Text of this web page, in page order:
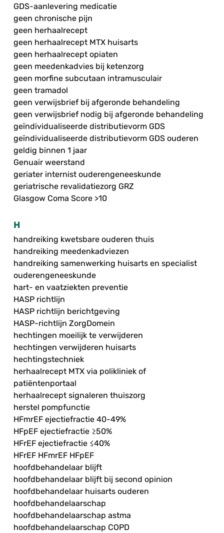
GDS-aanlevering medicatie
geen chronische pijn
geen herhaalrecept
geen herhaalrecept MTX huisarts
geen herhaalrecept opiaten
geen meedenkadvies bij ketenzorg
geen morfine subcutaan intramusculair
geen tramadol
geen verwijsbrief bij afgeronde behandeling
geen verwijsbrief nodig bij afgeronde behandeling
geïndividualiseerde distributievorm GDS
geïndividualiseerde distributievorm GDS ouderen
geldig binnen 1 jaar
Genuair weerstand
geriater internist ouderengeneeskunde
geriatrische revalidatiezorg GRZ
Glasgow Coma Score >10
H
handreiking kwetsbare ouderen thuis
handreiking meedenkadviezen
handreiking samenwerking huisarts en specialist
ouderengeneeskunde
hart- en vaatziekten preventie
HASP richtlijn
HASP richtlijn berichtgeving
HASP-richtlijn ZorgDomein
hechtingen moeilijk te verwijderen
hechtingen verwijderen huisarts
hechtingstechniek
herhaalrecept MTX via polikliniek of
patiëntenportaal
herhaalrecept signaleren thuiszorg
herstel pompfunctie
HFmrEF ejectiefractie 40-49%
HFpEF ejectiefractie ≥50%
HFrEF ejectiefractie ≤40%
HFrEF HFmrEF HFpEF
hoofdbehandelaar blijft
hoofdbehandelaar blijft bij second opinion
hoofdbehandelaar huisarts ouderen
hoofdbehandelaarschap
hoofdbehandelaarschap astma
hoofdbehandelaarschap COPD